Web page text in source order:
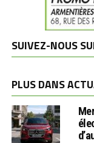
SUIVEZ-NOUS
PLUS DANS